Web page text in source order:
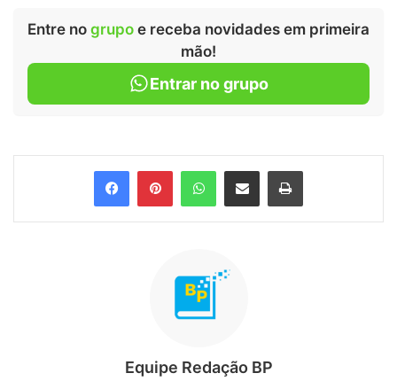
Entre no grupo e receba novidades em primeira
mão!
Entrar no grupo
FacebookPinterestWhatsApp
Compartilhar via e-mail Imprimir
Equipe Redação BP